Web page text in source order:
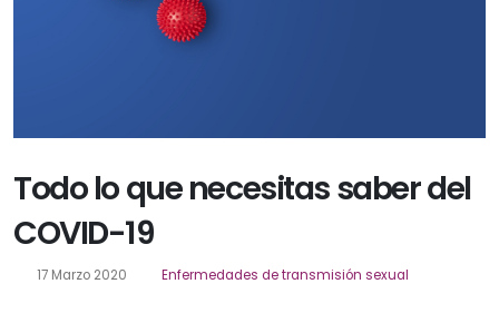
Todo lo que necesitas saber del
COVID-19
17 Marzo 2020 Enfermedades de transmisión sexual